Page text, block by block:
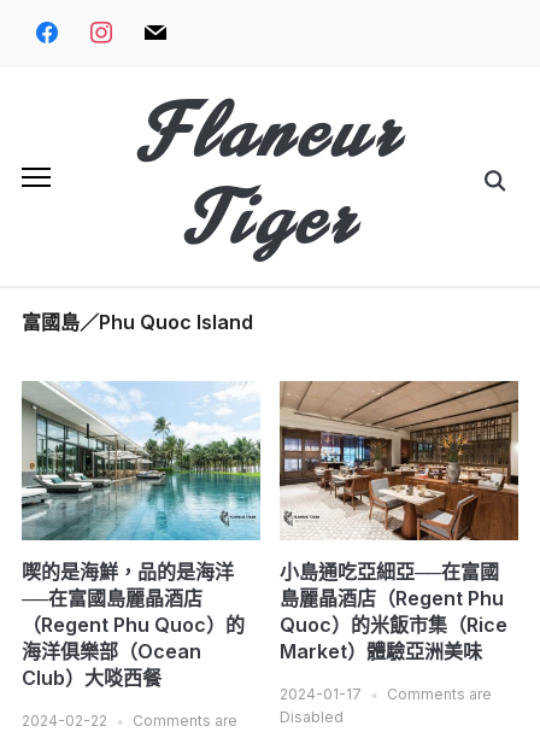
facebookinstagrammail
Flaneur
Tiger
Search
富國島／Phu Quoc Island
喫的是海鮮，品的是海洋
──在富國島麗晶酒店
（Regent Phu Quoc）的
海洋俱樂部（Ocean
Club）大啖西餐
2024-02-22
Comments are
小島通吃亞細亞──在富國
島麗晶酒店（Regent Phu
Quoc）的米飯市集（Rice
Market）體驗亞洲美味
2024-01-17
Comments are
Disabled